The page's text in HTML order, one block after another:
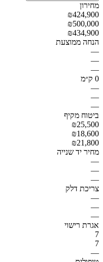
מחירון
₪424,900
₪500,000
₪434,900
הנחה ממוצעת
—
—
—
0 ק״מ
—
—
—
ביטוח מקיף
₪25,500
₪18,600
₪21,800
מחיר יד שנייה
—
—
—
צריכת דלק
—
—
—
אגרת רישוי
7
7
—